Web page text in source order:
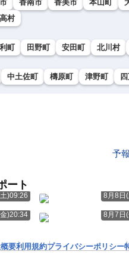
香南市 香美市 本山町
村
町 田野町 安田町 北川村
中土佐町 檮原町 津野町
予
ート
)09:26 8月8日
)20:34 8月7日
要利用規約プライバシーポリシー